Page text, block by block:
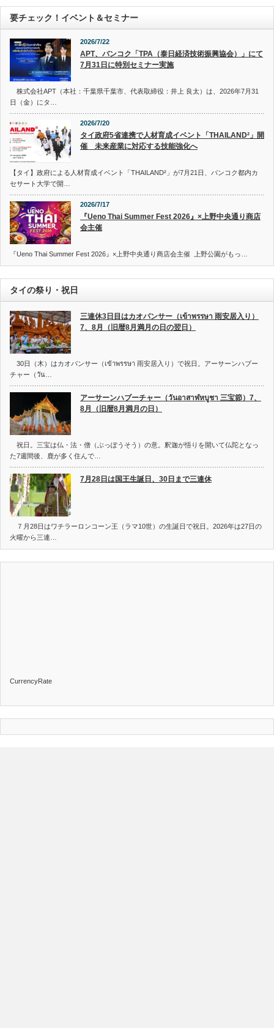
要チェック！イベント＆セミナー
2026/7/22
APT、バンコク「TPA（泰日経済技術振興協会）」にて
7月31日に特別セミナー実施
株式会社APT（本社：千葉県千葉市、代表取締役：井上 良太）は、2026年7月31
日（金）にタ…
2026/7/20
タイ政府5省連携で人材育成イベント「THAILAND²」開
催 未来産業に対応する技能強化へ
【タイ】政府による人材育成イベント「THAILAND²」が7月21日、バンコク都内カ
セサート大学で開…
2026/7/17
『Ueno Thai Summer Fest 2026』×上野中央通り商店
会主催
『Ueno Thai Summer Fest 2026』×上野中央通り商店会主催 上野公園がもっ…
タイの祭り・祝日
三連休3日目はカオパンサー（เข้าพรรษา 雨安居入り）
7、8月（旧暦8月満月の日の翌日）
30日（木）はカオパンサー（เข้าพรรษา 雨安居入り）で祝日。アーサーンハブー
チャー（วัน…
アーサーンハブーチャー（วันอาสาฬหบูชา 三宝節）7、
8月（旧暦8月満月の日）
祝日。三宝は仏・法・僧（ぶっぽうそう）の意。釈迦が悟りを開いて仏陀となっ
た7週間後、鹿が多く住んで…
7月28日は国王生誕日、30日まで三連休
７月28日はワチラーロンコーン王（ラマ10世）の生誕日で祝日。2026年は27日の
火曜から三連…
CurrencyRate